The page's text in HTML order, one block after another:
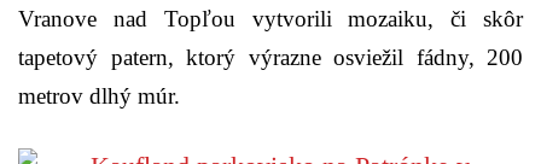
Vranove nad Topľou vytvorili mozaiku, či skôr
tapetový patern, ktorý výrazne osviežil fádny, 200
metrov dlhý múr.